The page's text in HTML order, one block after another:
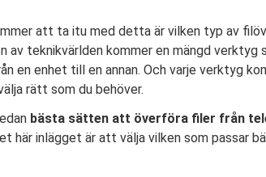
att ta itu med detta är vilken typ av
av teknikvärlden kommer en mängd verktyg
en enhet till en annan. Och varje verktyg
rätt som du behöver.
bästa sätten att överföra filer från
här inlägget är att välja vilken som passar